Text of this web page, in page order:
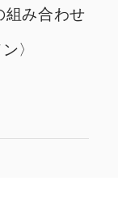
み合わせ
〉